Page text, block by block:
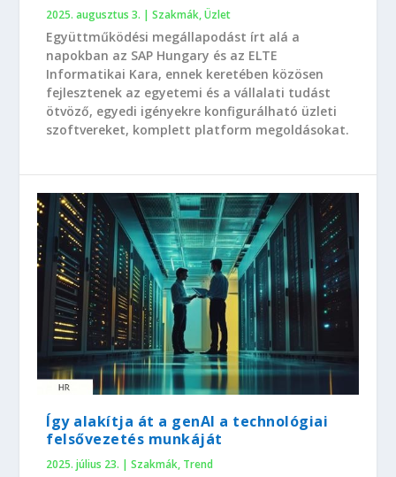
2025. augusztus 3. |Szakmák,Üzlet
Együttműködési megállapodást írt alá a
napokban az SAP Hungary és az ELTE
Informatikai Kara, ennek keretében közösen
fejlesztenek az egyetemi és a vállalati tudást
ötvöző, egyedi igényekre konfigurálható üzleti
szoftvereket, komplett platform megoldásokat.
Így alakítja át a genAI a technológiai
felsővezetés munkáját
2025. július 23. |Szakmák, Trend